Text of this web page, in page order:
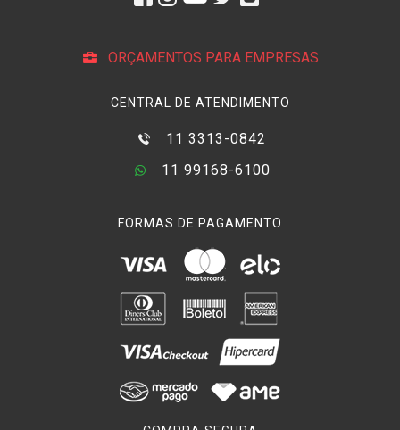
ORÇAMENTOS PARA EMPRESAS
CENTRAL DE ATENDIMENTO
11 3313-0842
11 99168-6100
FORMAS DE PAGAMENTO